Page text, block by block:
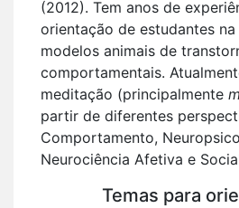
(2012). Tem anos de
orientação de estudantes
modelos animais de
comportamentais.
meditação (principalmente
partir de diferentes
Comportamento,
Neurociência Afetiva e
Temas para